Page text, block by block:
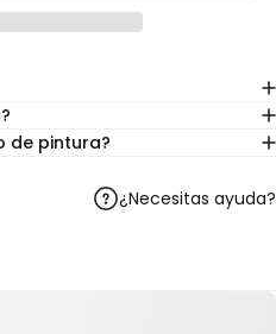
de pintura?
¿Necesitas ayuda?